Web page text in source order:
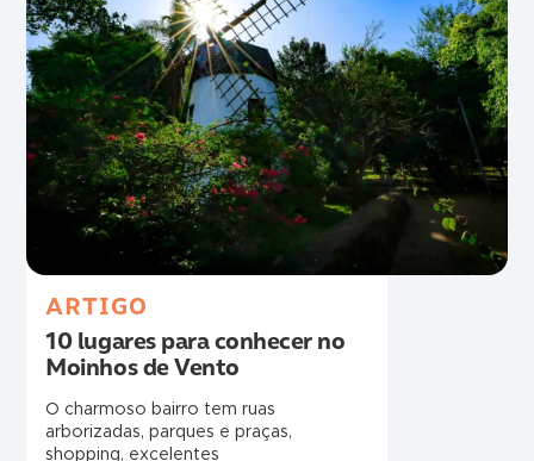
ARTIGO
10 lugares para conhecer no
Moinhos de Vento
O charmoso bairro tem ruas
arborizadas, parques e praças,
shopping, excelentes